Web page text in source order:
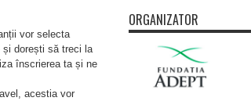
vor selecta
și dorești să treci la
înscrierea ta și ne
acestia vor
ORGANIZATOR